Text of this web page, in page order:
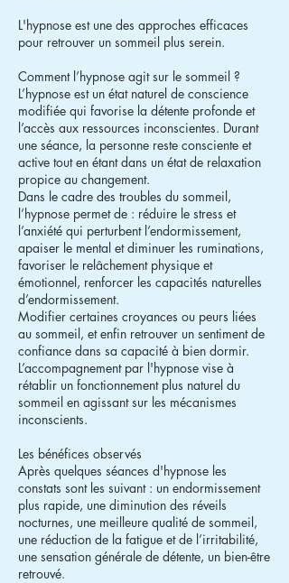
L'hypnose est une des approches efficaces
pour retrouver un sommeil plus serein.
Comment l’hypnose agit sur le sommeil ?
L’hypnose est un état naturel de conscience
modifiée qui favorise la détente profonde et
l’accès aux ressources inconscientes. Durant
une séance, la personne reste consciente et
active tout en étant dans un état de relaxation
propice au changement.
Dans le cadre des troubles du sommeil,
l’hypnose permet de : réduire le stress et
l’anxiété qui perturbent l’endormissement,
apaiser le mental et diminuer les ruminations,
favoriser le relâchement physique et
émotionnel, renforcer les capacités naturelles
d’endormissement.
Modifier certaines croyances ou peurs liées
au sommeil, et enfin retrouver un sentiment de
confiance dans sa capacité à bien dormir.
L’accompagnement par l'hypnose vise à
rétablir un fonctionnement plus naturel du
sommeil en agissant sur les mécanismes
inconscients.
Les bénéfices observés
Après quelques séances d'hypnose les
constats sont les suivant : un endormissement
plus rapide, une diminution des réveils
nocturnes, une meilleure qualité de sommeil,
une réduction de la fatigue et de l’irritabilité,
une sensation générale de détente, un bien-être
retrouvé.